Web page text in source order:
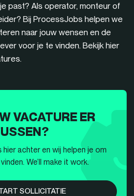
past? Als operator, monteur of
Bij ProcessJobs helpen we
naar jouw wensen en de
voor je te vinden. Bekijk hier
VACATURE ER
achter en wij helpen je om
We’ll make it work.
SOLLICITATIE